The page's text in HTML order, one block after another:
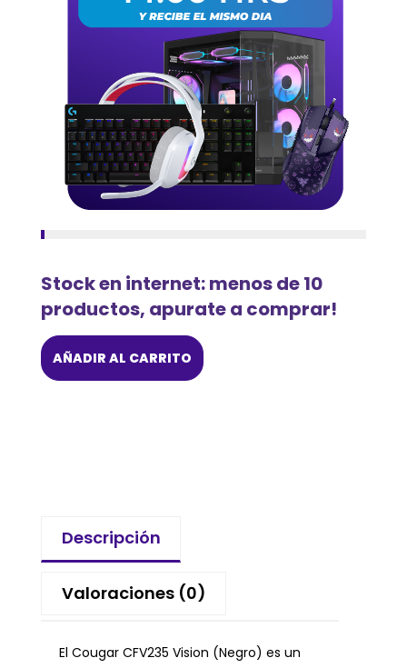
Stock en internet: menos de 10
productos, apurate a comprar!
AÑADIR AL CARRITO
Descripción
Valoraciones (0)
El Cougar CFV235 Vision (Negro) es un